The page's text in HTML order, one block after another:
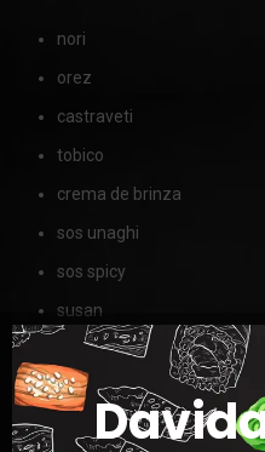
nori
orez
castraveti
tobico
crema de brinza
sos unaghi
sos spicy
susan
MASA